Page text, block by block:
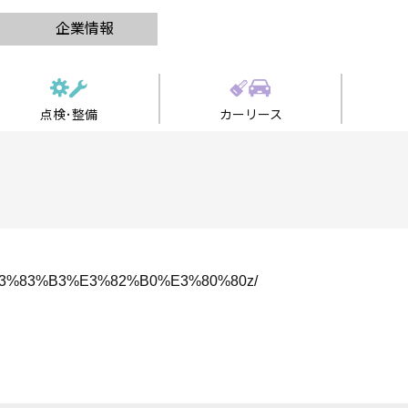
企業情報
点検･整備 カーリース